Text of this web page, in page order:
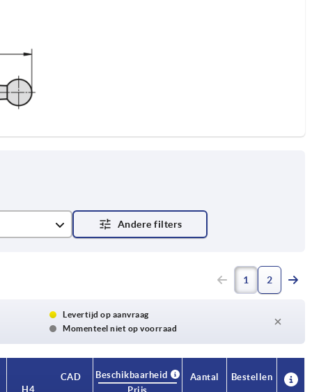
1 2
Levertijd op aanvraag
Momenteel niet op voorraad
H4
Aantal
CAD
Beschikbaarheid
Aantal Bestellen